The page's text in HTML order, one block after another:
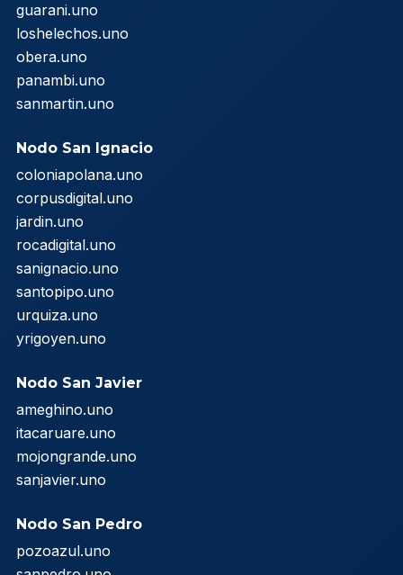
guarani.uno
loshelechos.uno
obera.uno
panambi.uno
sanmartin.uno
Nodo San Ignacio
coloniapolana.uno
corpusdigital.uno
jardin.uno
rocadigital.uno
sanignacio.uno
santopipo.uno
urquiza.uno
yrigoyen.uno
Nodo San Javier
ameghino.uno
itacaruare.uno
mojongrande.uno
sanjavier.uno
Nodo San Pedro
pozoazul.uno